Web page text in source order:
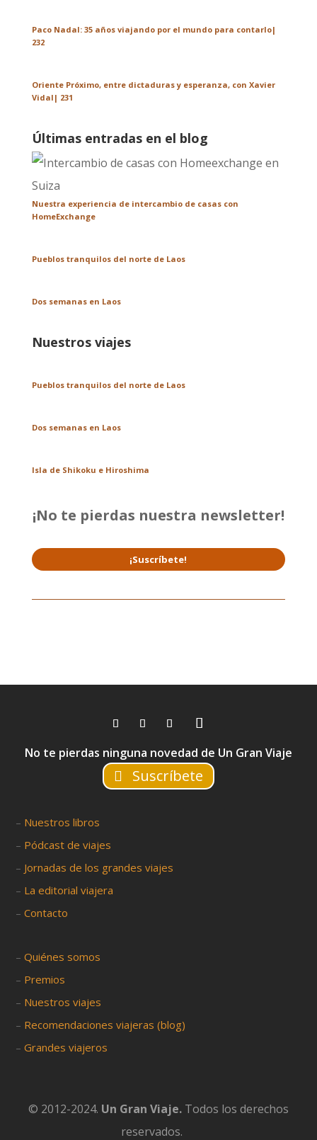
Paco Nadal: 35 años viajando por el mundo para contarlo|
232
Oriente Próximo, entre dictaduras y esperanza, con Xavier
Vidal| 231
Últimas entradas en el blog
Nuestra experiencia de intercambio de casas con
HomeExchange
Pueblos tranquilos del norte de Laos
Dos semanas en Laos
Nuestros viajes
Pueblos tranquilos del norte de Laos
Dos semanas en Laos
Isla de Shikoku e Hiroshima
¡No te pierdas nuestra newsletter!
¡Suscríbete!
No te pierdas ninguna novedad de Un Gran Viaje
Suscríbete
– Nuestros libros
– Pódcast de viajes
– Jornadas de los grandes viajes
– La editorial viajera
–Contacto
–Quiénes somos
– Premios
– Nuestros viajes
– Recomendaciones viajeras (blog)
–Grandes viajeros
© 2012-2024. Un Gran Viaje. Todos los derechos
reservados.